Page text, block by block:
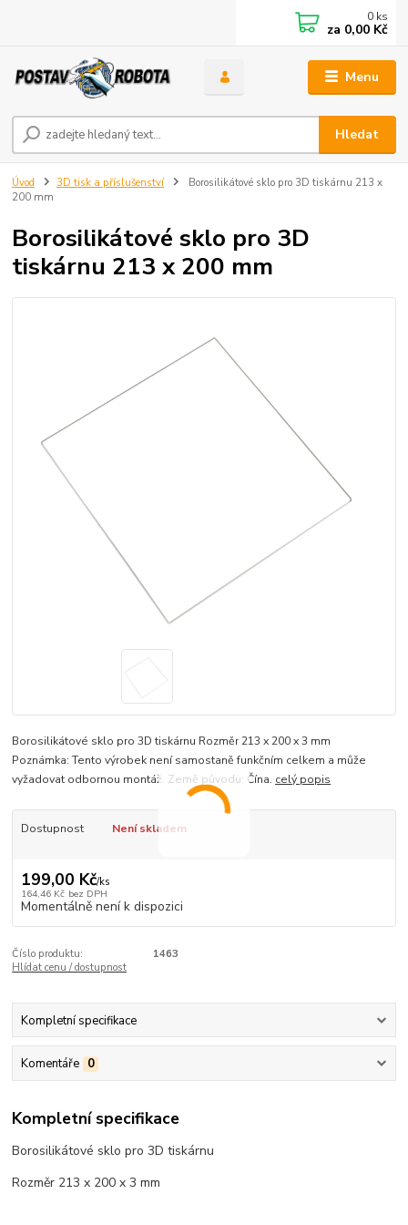
Menu
Hledat
0 ks
za 0,00 Kč
Úvod 3D tisk a příslušenství
Borosilikátové sklo pro 3D tiskárnu 213 x
200 mm
Borosilikátové sklo pro 3D
tiskárnu 213 x 200 mm
Borosilikátové sklo pro 3D tiskárnu Rozměr 213 x 200 x 3 mm
Poznámka: Tento výrobek není samostaně funkčním celkem a může
vyžadovat odbornou montáž. Země původu: Čína. celý popis
Dostupnost Není skladem
199,00 Kč/ks
164,46 Kč bez DPH
Momentálně není k dispozici
Číslo produktu:
1463
Hlídat cenu / dostupnost
Kompletní specifikace
Komentáře 0
Kompletní specifikace
Borosilikátové sklo pro 3D tiskárnu
Rozměr 213 x 200 x 3 mm